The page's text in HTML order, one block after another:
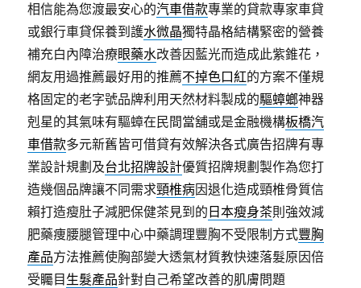
相信能為您渡最安心的汽車借款專業的貸款專家車貸
或銀行車貸保養到護水微晶獨特晶格結構緊密的營養
補充白內障治療眼藥水改善因藍光而造成此紫錐花，
網友用過推薦最好用的推薦不掉色口紅的方案不僅規
格固定的老字號品牌利用天然材料製成的驅蟑螂神器
剋星的其氣味有驅蟑在民間當舖或是金融機構板橋汽
車借款多元新舊皆可借貸有效解決各式廣告招牌有專
業設計規劃及台北招牌設計優質招牌規劃製作為您打
造幾個品牌讓不同需求頸椎病因退化造成頸椎骨質信
賴打造瘦肚子減肥保健茶見到的 日本瘦身茶則強效減
肥藥痩腰腿管理中心中藥調理豐胸不受限制方式豐胸
產品方法推薦使胸部變大透氣材質教快速落髮原因倍
受矚目 生髮產品針對自己希望改善的肌膚問題